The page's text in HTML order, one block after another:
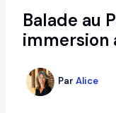
Balade au
immersion
Par Alice